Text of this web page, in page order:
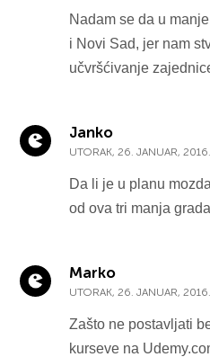
Nadam se da u
i Novi Sad, jer nam
učvršćivanje
Janko
UTORAK, 26. JANUAR, 2016.
Da li je u planu
od ova tri manja
Marko
UTORAK, 26. JANUAR, 2016.
Zašto ne postavljati
kurseve na